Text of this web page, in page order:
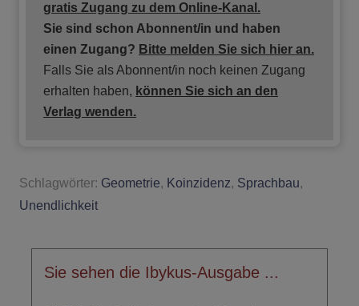
gratis Zugang zu dem Online-Kanal.
Sie sind schon Abonnent/in und haben
einen Zugang? Bitte melden Sie sich hier an.
Falls Sie als Abonnent/in noch keinen Zugang
erhalten haben, können Sie sich an den
Verlag wenden.
Schlagwörter: Geometrie, Koinzidenz, Sprachbau,
Unendlichkeit
Sie sehen die Ibykus-Ausgabe ...